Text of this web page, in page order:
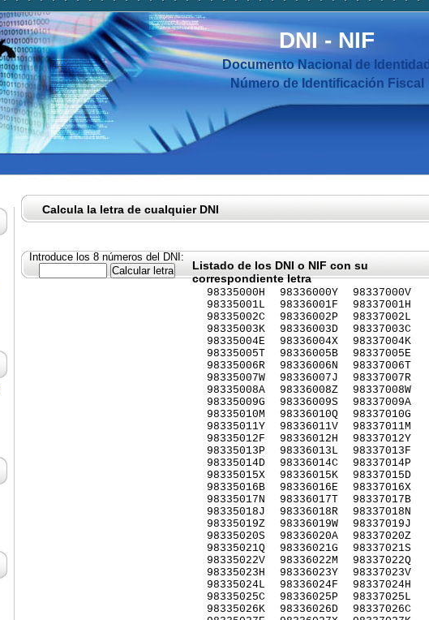
DNI-NIF
Documento Nacional de Identidad
Número de Identificación Fiscal
Calcula la letra de cualquier DNI
Introduce los 8 números del DNI:
Listado de los DNI o NIF con su
correspondiente letra
98335000H
98335001L
98335002C
98335003K
98335004E
98335005T
98335006R
98335007W
98335008A
98335009G
98335010M
98335011Y
98335012F
98335013P
98335014D
98335015X
98335016B
98335017N
98335018J
98335019Z
98335020S
98335021Q
98335022V
98335023H
98335024L
98335025C
98335026K
98336000Y
98336001F
98336002P
98336003D
98336004X
98336005B
98336006N
98336007J
98336008Z
98336009S
98336010Q
98336011V
98336012H
98336013L
98336014C
98336015K
98336016E
98336017T
98336018R
98336019W
98336020A
98336021G
98336022M
98336023Y
98336024F
98336025P
98336026D
98337000V
98337001H
98337002L
98337003C
98337004K
98337005E
98337006T
98337007R
98337008W
98337009A
98337010G
98337011M
98337012Y
98337013F
98337014P
98337015D
98337016X
98337017B
98337018N
98337019J
98337020Z
98337021S
98337022Q
98337023V
98337024H
98337025L
98337026C